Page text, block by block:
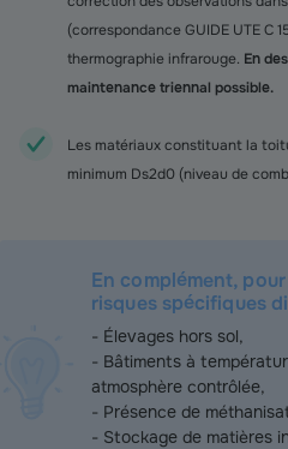
(correspondance GUIDE UTE C
thermographie infrarouge. En
maintenance triennal possible.
Les matériaux constituant la
minimum Ds2d0 (niveau de
En complément,
risques spécifiques
- Élevages hors sol,
- Bâtiments à
atmosphère contrôlée,
- Présence de
- Stockage de matières